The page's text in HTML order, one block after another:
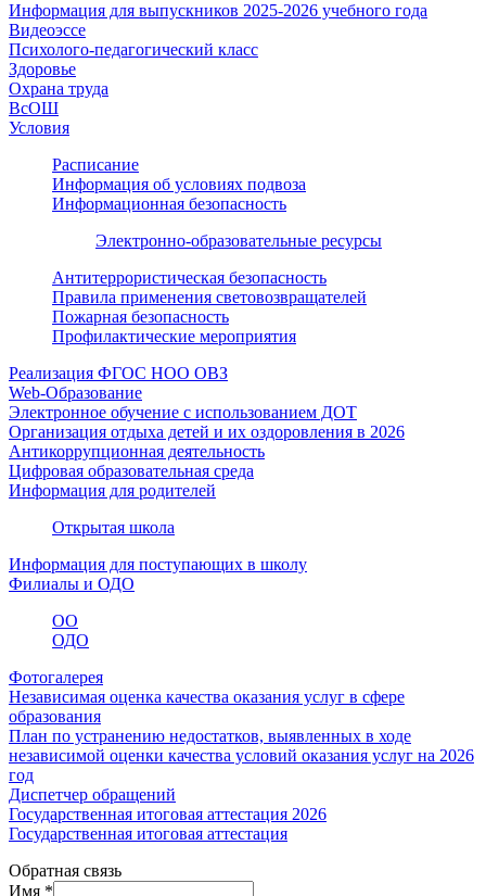
Информация для выпускников 2025-2026 учебного года
Видеоэссе
Психолого-педагогический класс
Здоровье
Охрана труда
ВсОШ
Условия
Расписание
Информация об условиях подвоза
Информационная безопасность
Электронно-образовательные ресурсы
Антитеррористическая безопасность
Правила применения световозвращателей
Пожарная безопасность
Профилактические мероприятия
Реализация ФГОС НОО ОВЗ
Web-Образование
Электронное обучение с использованием ДОТ
Организация отдыха детей и их оздоровления в 2026
Антикоррупционная деятельность
Цифровая образовательная среда
Информация для родителей
Открытая школа
Информация для поступающих в школу
Филиалы и ОДО
ОО
ОДО
Фотогалерея
Независимая оценка качества оказания услуг в сфере
образования
План по устранению недостатков, выявленных в ходе
независимой оценки качества условий оказания услуг на 2026
год
Диспетчер обращений
Государственная итоговая аттестация 2026
Государственная итоговая аттестация
Обратная связь
Имя *